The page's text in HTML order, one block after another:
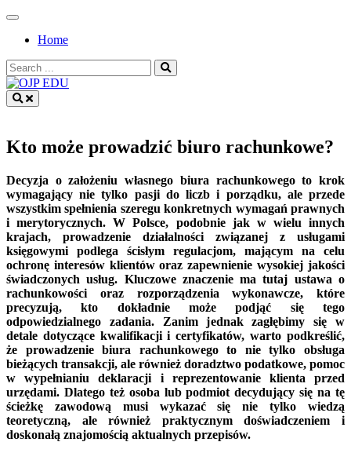
Skip
contentHome
Search
for:
Kto może prowadzić biuro rachunkowe?
Decyzja o założeniu własnego biura rachunkowego to krok
wymagający nie tylko pasji do liczb i porządku, ale przede
wszystkim spełnienia szeregu konkretnych wymagań prawnych
i merytorycznych. W Polsce, podobnie jak w wielu innych
krajach, prowadzenie działalności związanej z usługami
księgowymi podlega ścisłym regulacjom, mającym na celu
ochronę interesów klientów oraz zapewnienie wysokiej jakości
świadczonych usług. Kluczowe znaczenie ma tutaj ustawa o
rachunkowości oraz rozporządzenia wykonawcze, które
precyzują, kto dokładnie może podjąć się tego
odpowiedzialnego zadania. Zanim jednak zagłębimy się w
detale dotyczące kwalifikacji i certyfikatów, warto podkreślić,
że prowadzenie biura rachunkowego to nie tylko obsługa
bieżących transakcji, ale również doradztwo podatkowe, pomoc
w wypełnianiu deklaracji i reprezentowanie klienta przed
urzędami. Dlatego też osoba lub podmiot decydujący się na tę
ścieżkę zawodową musi wykazać się nie tylko wiedzą
teoretyczną, ale również praktycznym doświadczeniem i
doskonałą znajomością aktualnych przepisów.